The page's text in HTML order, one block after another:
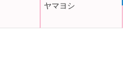
ヤマヨシ